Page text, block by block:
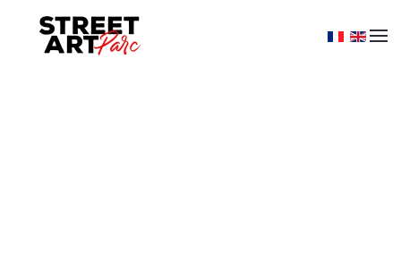
Skip to main content